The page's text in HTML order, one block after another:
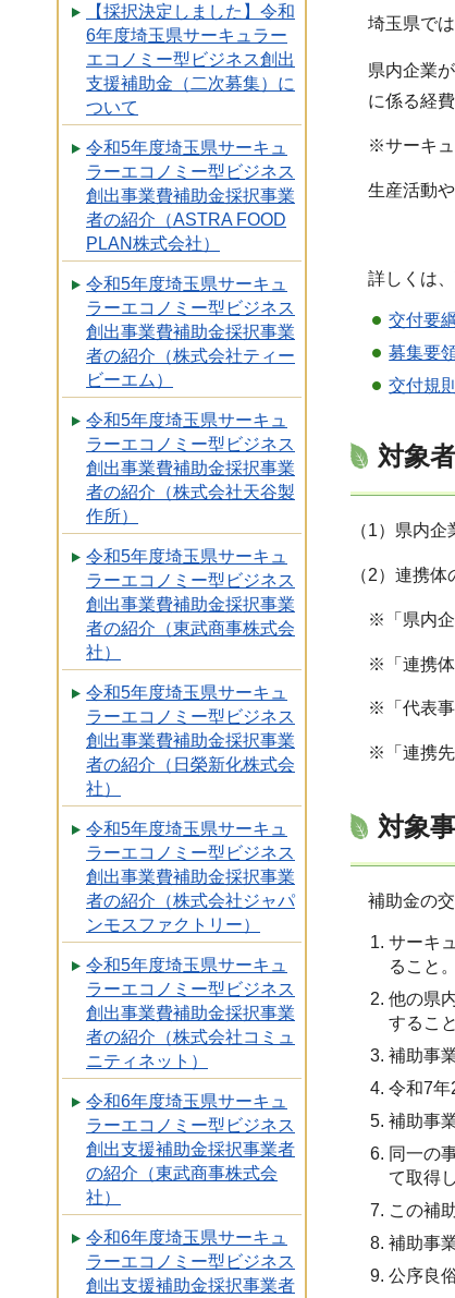
【採択決定しました】令和
6年度埼玉県サーキュラー
エコノミー型ビジネス創出
支援補助金（二次募集）に
ついて
令和5年度埼玉県サーキュ
ラーエコノミー型ビジネス
創出事業費補助金採択事業
者の紹介（ASTRA FOOD
PLAN株式会社）
令和5年度埼玉県サーキュ
ラーエコノミー型ビジネス
創出事業費補助金採択事業
者の紹介（株式会社ティー
ビーエム）
令和5年度埼玉県サーキュ
ラーエコノミー型ビジネス
創出事業費補助金採択事業
者の紹介（株式会社天谷製
作所）
令和5年度埼玉県サーキュ
ラーエコノミー型ビジネス
創出事業費補助金採択事業
者の紹介（東武商事株式会
社）
令和5年度埼玉県サーキュ
ラーエコノミー型ビジネス
創出事業費補助金採択事業
者の紹介（日榮新化株式会
社）
令和5年度埼玉県サーキュ
ラーエコノミー型ビジネス
創出事業費補助金採択事業
者の紹介（株式会社ジャパ
ンモスファクトリー）
令和5年度埼玉県サーキュ
ラーエコノミー型ビジネス
創出事業費補助金採択事業
者の紹介（株式会社コミュ
ニティネット）
令和6年度埼玉県サーキュ
ラーエコノミー型ビジネス
創出支援補助金採択事業者
の紹介（東武商事株式会
社）
令和6年度埼玉県サーキュ
ラーエコノミー型ビジネス
創出支援補助金採択事業者
埼玉県では
県内企業
に係る経
※サーキュ
生産活動や
詳しくは、
交付要
募集要
交付規
対象者
（1）県内企
（2）連携
※「県内企
※「連携体
※「代表事
※「連携先
対象
補助金の交
サーキ
ること。
他の県
すること
補助事
令和7年
補助事
同一の
て取得
この補
補助事
公序良